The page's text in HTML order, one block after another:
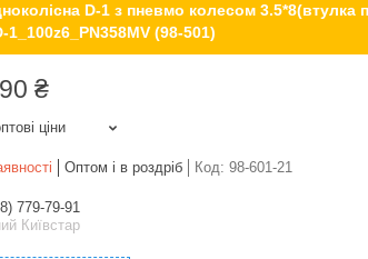
D-1 з пневмо колесом 3.5*8(втулка
1_100z6_PN358MV (98-501)
₴
ціни
Оптом і в роздріб Код: 98-601-21
779-79-91
Київстар